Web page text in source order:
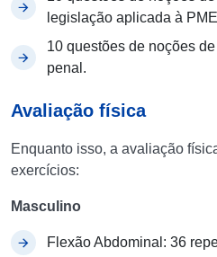
legislação aplicada à
10 questões de noções
penal.
Avaliação física
Enquanto isso, a avaliação
exercícios:
Masculino
Flexão Abdominal: 36